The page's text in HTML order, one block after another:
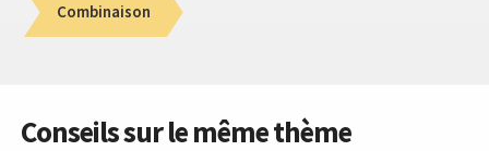
Combinaison
Conseils sur le même thème